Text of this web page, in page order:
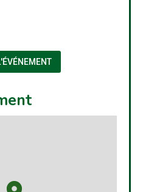
(NOUVELLE FENÊTRE)